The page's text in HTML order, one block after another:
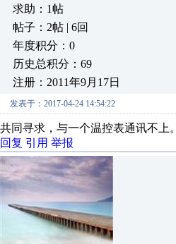
求助：1帖
帖子：2帖 | 6回
年度积分：0
历史总积分：69
注册：2011年9月17日
发表于：2017-04-24 14:54:22
共同寻求，与一个温控表通讯不上。
回复 引用 举报